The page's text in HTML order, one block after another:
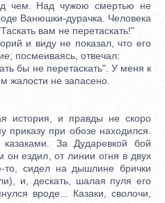
Над чужою смертью не
Ванюшки-дурачка. Человека
вам не перетаскать!"
и виду не показал, что его
посмеиваясь, отвечал:
бы не перетаскать". У меня к
жалости не запасено.
и правды не скоро
при обозе находился.
За Дударевкой бой
он ездил, от линии огня в двух
то, сидел на дышлине брички
и, дескать, шалая пуля его
вроде... Казаки, сволочи,